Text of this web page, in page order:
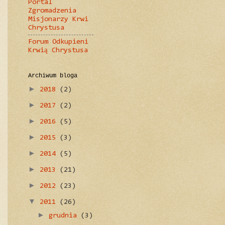
Portal
Zgromadzenia
Misjonarzy Krwi
Chrystusa
Forum Odkupieni
Krwią Chrystusa
Archiwum bloga
► 2018 (2)
► 2017 (2)
► 2016 (5)
► 2015 (3)
► 2014 (5)
► 2013 (21)
► 2012 (23)
▼ 2011 (26)
► grudnia (3)